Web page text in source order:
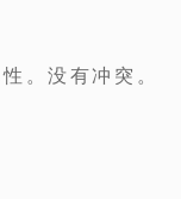
。没有冲突。